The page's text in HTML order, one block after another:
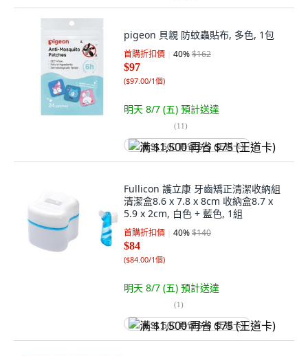
pigeon 貝親 防蚊蟲貼布, 多色, 1包
首購折扣價 40%$162
$97
($97.00/1個)
明天 8/7 (五) 預計送達
(11)
满 $1,500 再省 $75 (王道卡)
Fullicon 護立康 牙齒矯正清潔收納組
清潔盒8.6 x 7.8 x 8cm 收納盒8.7 x
5.9 x 2cm, 白色 + 藍色, 1組
首購折扣價 40%$140
$84
($84.00/1個)
明天 8/7 (五) 預計送達
(1)
满 $1,500 再省 $75 (王道卡)